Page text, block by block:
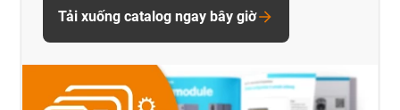
Tải xuống catalog ngay bây giờ